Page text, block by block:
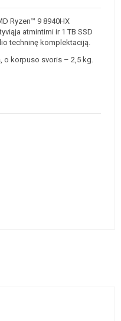
Ryzen™ 9 8940HX
atmintimi ir 1 TB SSD
techninę komplektaciją.
o korpuso svoris – 2,5 kg.